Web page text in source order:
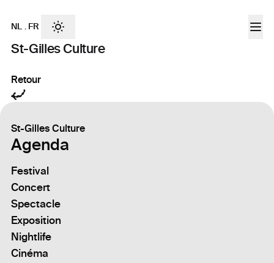
St-Gilles Culture
NL . FR
Retour
St-Gilles Culture
Agenda
Festival
Concert
Spectacle
Exposition
Nightlife
Cinéma